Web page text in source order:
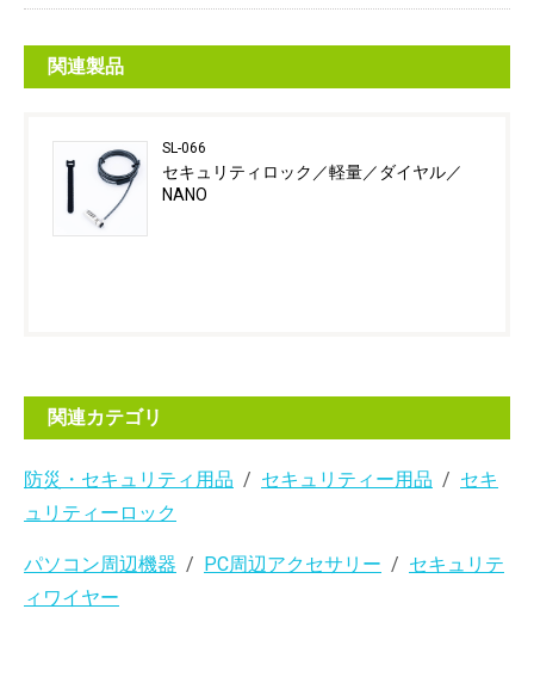
関連製品
SL-066
セキュリティロック／軽量／ダイヤル／
NANO
関連カテゴリ
防災・セキュリティ用品 セキュリティー用品
セキ
ュリティーロック
パソコン周辺機器 PC周辺アクセサリー
セキュリテ
ィワイヤー